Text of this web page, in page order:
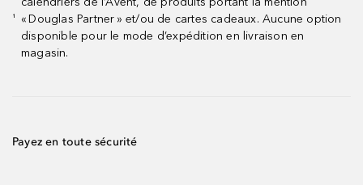
¹
« Douglas Partner » et/ou de cartes cadeaux. Aucune option
disponible pour le mode d’expédition en livraison en
magasin.
Payez en toute sécurité